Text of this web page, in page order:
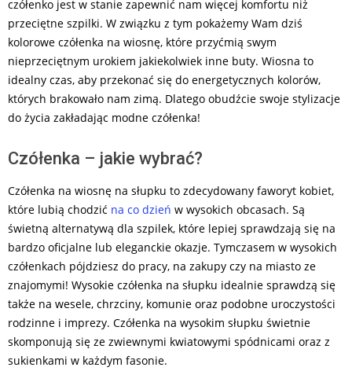
czółenko jest w stanie zapewnić nam więcej komfortu niż
przeciętne szpilki. W związku z tym pokażemy Wam dziś
kolorowe czółenka na wiosnę, które przyćmią swym
nieprzeciętnym urokiem jakiekolwiek inne buty. Wiosna to
idealny czas, aby przekonać się do energetycznych kolorów,
których brakowało nam zimą. Dlatego obudźcie swoje stylizacje
do życia zakładając modne czółenka!
Czółenka – jakie wybrać?
Czółenka na wiosnę na słupku to zdecydowany faworyt kobiet,
które lubią chodzić na co dzień w wysokich obcasach. Są
świetną alternatywą dla szpilek, które lepiej sprawdzają się na
bardzo oficjalne lub eleganckie okazje. Tymczasem w wysokich
czółenkach pójdziesz do pracy, na zakupy czy na miasto ze
znajomymi! Wysokie czółenka na słupku idealnie sprawdzą się
także na wesele, chrzciny, komunie oraz podobne uroczystości
rodzinne i imprezy. Czółenka na wysokim słupku świetnie
skomponują się ze zwiewnymi kwiatowymi spódnicami oraz z
sukienkami w każdym fasonie.